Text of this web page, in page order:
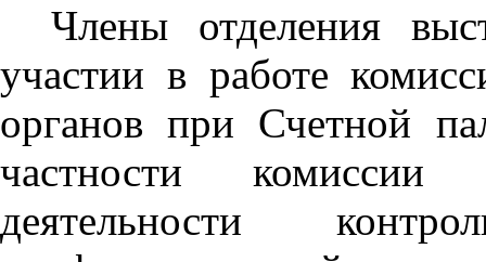
Члены отделения
участии в работе
органов при Счетной
частности
деятельности